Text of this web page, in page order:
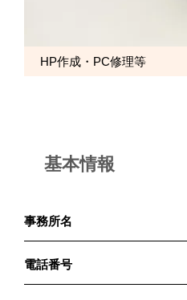
HP作成・PC修理等
基本情報
事務所名
電話番号